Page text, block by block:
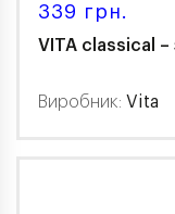
339 грн.
VITA classical –
Виробник: Vita